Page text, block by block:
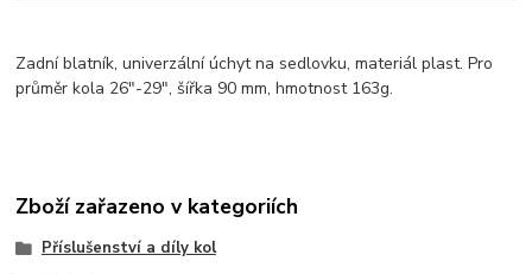
Zadní blatník, univerzální úchyt na sedlovku, materiál plast. Pro
průměr kola 26"-29", šířka 90 mm, hmotnost 163g.
Zboží zařazeno v kategoriích
Příslušenství a díly kol